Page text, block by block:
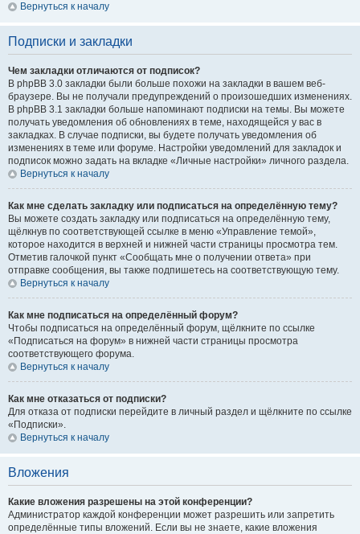
Вернуться к началу
Подписки и закладки
Чем закладки отличаются от подписок?
В phpBB 3.0 закладки были больше похожи на закладки в вашем веб-
браузере. Вы не получали предупреждений о произошедших изменениях.
В phpBB 3.1 закладки больше напоминают подписки на темы. Вы можете
получать уведомления об обновлениях в теме, находящейся у вас в
закладках. В случае подписки, вы будете получать уведомления об
изменениях в теме или форуме. Настройки уведомлений для закладок и
подписок можно задать на вкладке «Личные настройки» личного раздела.
Вернуться к началу
Как мне сделать закладку или подписаться на определённую тему?
Вы можете создать закладку или подписаться на определённую тему,
щёлкнув по соответствующей ссылке в меню «Управление темой»,
которое находится в верхней и нижней части страницы просмотра тем.
Отметив галочкой пункт «Сообщать мне о получении ответа» при
отправке сообщения, вы также подпишетесь на соответствующую тему.
Вернуться к началу
Как мне подписаться на определённый форум?
Чтобы подписаться на определённый форум, щёлкните по ссылке
«Подписаться на форум» в нижней части страницы просмотра
соответствующего форума.
Вернуться к началу
Как мне отказаться от подписки?
Для отказа от подписки перейдите в личный раздел и щёлкните по ссылке
«Подписки».
Вернуться к началу
Вложения
Какие вложения разрешены на этой конференции?
Администратор каждой конференции может разрешить или запретить
определённые типы вложений. Если вы не знаете, какие вложения